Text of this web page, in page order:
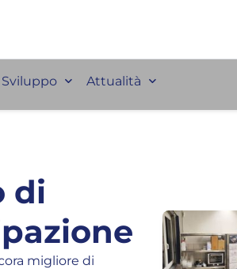
Attualità
di
migliore di